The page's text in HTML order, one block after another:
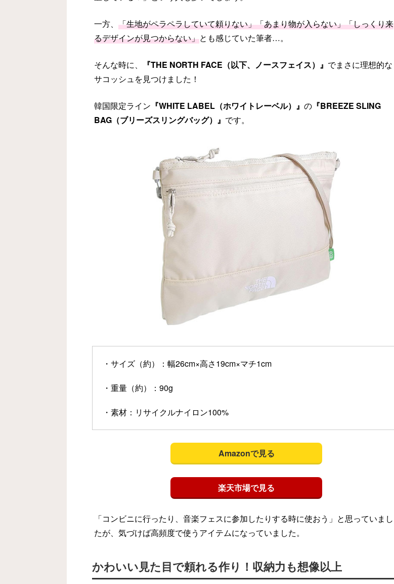
一方、 「生地がペラペラしていて頼りない」「あまり物が入らない」「しっくり来
るデザインが見つからない」とも感じていた筆者…。
そんな時に、 『THE NORTH FACE（以下、ノースフェイス）』 でまさに理想的な
サコッシュを見つけました！
韓国限定ライン 『WHITE LABEL（ホワイトレーベル）』 の 『BREEZE SLING
BAG（ブリーズスリングバッグ）』 です。
・サイズ（約）：幅26cm×高さ19cm×マチ1cm
・重量（約）：90g
・素材：リサイクルナイロン100%
Amazonで見る
楽天市場で見る
「コンビニに行ったり、音楽フェスに参加したりする時に使おう」と思っていまし
たが、気づけば高頻度で使うアイテムになっていました。
かわいい見た目で頼れる作り！収納力も想像以上